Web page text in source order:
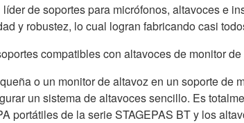
de soportes para micrófonos, altavoces e
y robustez, lo cual logran fabricando casi
compatibles con altavoces de monitor
o un monitor de altavoz en un soporte de
un sistema de altavoces sencillo. Es
portátiles de la serie STAGEPAS BT y los